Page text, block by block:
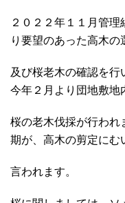
２０２２年１１月管
り要望のあった高木の
及び桜老木の確認を
今年２月より団地敷地
桜の老木伐採が行われ
期が、高木の剪定にむ
言われます。